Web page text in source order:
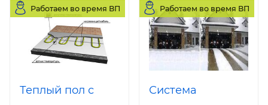
Работаем во время ВП
Теплый пол с
Работаем во время ВП
Система